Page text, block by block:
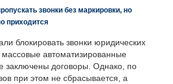
звонки без маркировки, но
приходится
блокировать звонки юридических
автоматизированные
заключены договоры. Однако, по
при этом не сбрасывается, а